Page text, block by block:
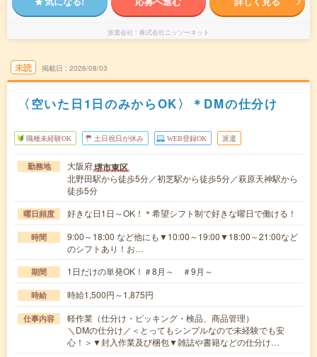
派遣会社 株式会社ニッソーネット
未読 掲載日 2026/08/03
〈空いた日1日のみからOK〉＊DMの仕分け
職種未経験OK 土日祝日が休み WEB登録OK 派遣
勤務地 大阪府堺市東区
北野田駅から徒歩5分／初芝駅から徒歩5分／萩原天神駅から
徒歩5分
曜日頻度 好きな日1日～OK！＊希望シフト制で好きな曜日で働ける！
時間
9:00～18:00 など他にも▼10:00～19:00▼18:00～21:00など
のシフトあり！お…
期間 1日だけの単発OK！＃8月～ ＃9月～
時給 時給1,500円～1,875円
仕事内容
軽作業（仕分け・ピッキング・検品、商品管理）
＼DMの仕分け／＜とってもシンプルなので未経験でも安
心！＞▼封入作業及び梱包▼雑誌や書籍などの仕分け…